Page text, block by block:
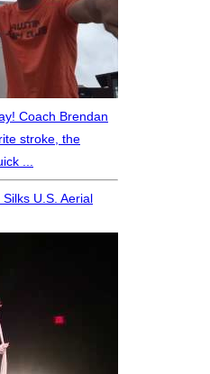
Coach Brendan
stroke, the
...
U.S. Aerial